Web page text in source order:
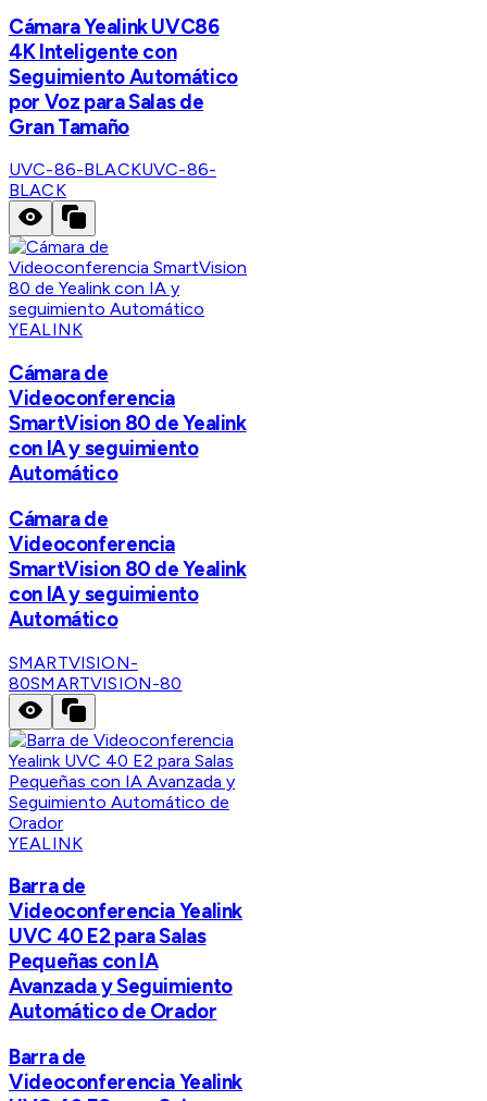
Cámara Yealink UVC86
4K Inteligente con
Seguimiento Automático
por Voz para Salas de
Gran Tamaño
UVC-86-BLACKUVC-86-
BLACK
YEALINK
Cámara de
Videoconferencia
SmartVision 80 de Yealink
con IA y seguimiento
Automático
Cámara de
Videoconferencia
SmartVision 80 de Yealink
con IA y seguimiento
Automático
SMARTVISION-
80SMARTVISION-80
YEALINK
Barra de
Videoconferencia Yealink
UVC 40 E2 para Salas
Pequeñas con IA
Avanzada y Seguimiento
Automático de Orador
Barra de
Videoconferencia Yealink